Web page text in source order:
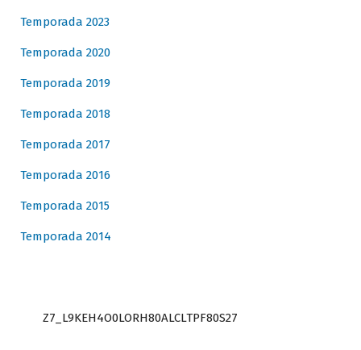
Temporada 2023
Temporada 2020
Temporada 2019
Temporada 2018
Temporada 2017
Temporada 2016
Temporada 2015
Temporada 2014
Z7_L9KEH4O0LORH80ALCLTPF80S27